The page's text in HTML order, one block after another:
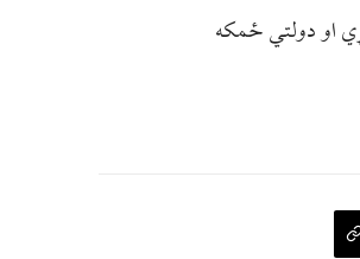
او دولتي ځمکه